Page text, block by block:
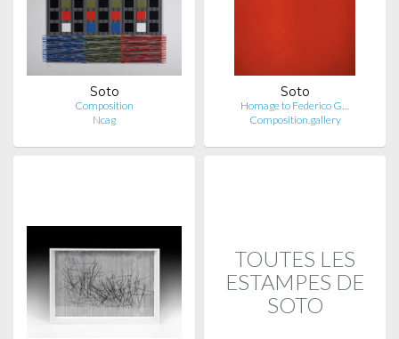
Soto
Composition
Ncag
Soto
Homage to Federico G…
Composition.gallery
TOUTES LES
ESTAMPES DE
SOTO